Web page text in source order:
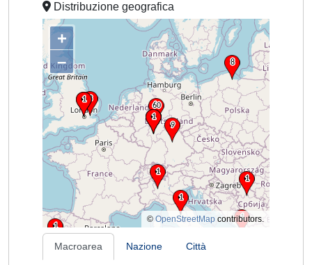
Distribuzione geografica
+
–
© OpenStreetMap contributors.
Macroarea Nazione Città